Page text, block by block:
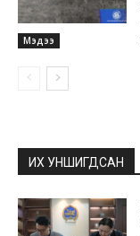
Мэдээ
ИХ УНШИГДСАН